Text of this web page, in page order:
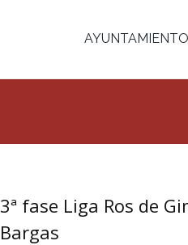
AYUNTAMIENTO
3ª fase Liga Ros de
Bargas